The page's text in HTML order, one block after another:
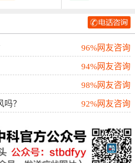
96%网友咨询
94%网友咨询
98%网友咨询
？
92%网友咨询